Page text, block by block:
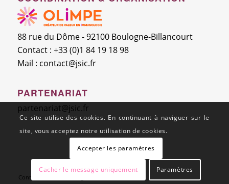
88 rue du Dôme - 92100 Boulogne-Billancourt
Contact : +33 (0)1 84 19 18 98
Mail : contact@jsic.fr
PARTENARIAT
partenariat@jsic.fr
Contact C.G.U.
Ce site utilise des cookies. En continuant à naviguer sur le
site, vous acceptez notre utilisation de cookies.
Accepter les paramètres
Cacher le message uniquement Paramètres